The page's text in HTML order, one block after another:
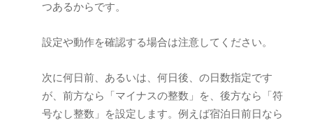
つあるからです。
設定や動作を確認する場合は注意してください。
次に何日前、あるいは、何日後、の日数指定です
が、前方なら「マイナスの整数」を、後方なら「符
号なし整数」を設定します。例えば宿泊日前日なら